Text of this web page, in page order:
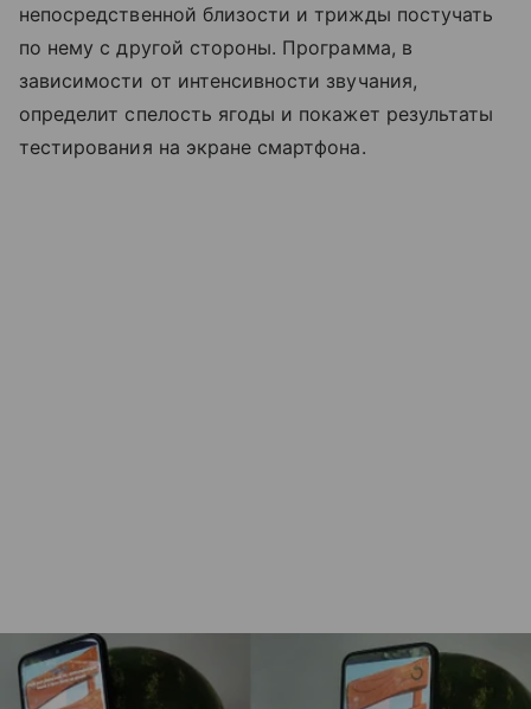
непосредственной близости и трижды постучать
по нему с другой стороны. Программа, в
зависимости от интенсивности звучания,
определит спелость ягоды и покажет результаты
тестирования на экране смартфона.